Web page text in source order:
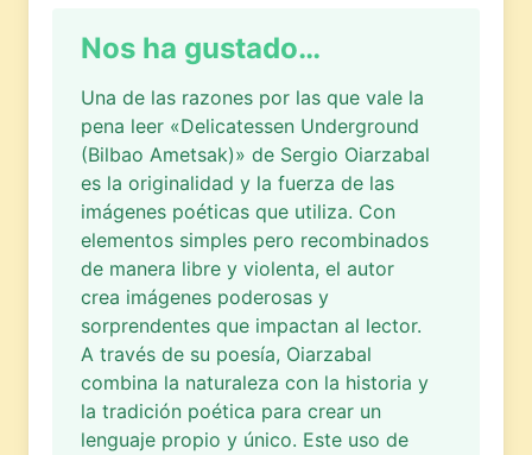
Nos ha gustado…
Una de las razones por las que vale la
pena leer «Delicatessen Underground
(Bilbao Ametsak)» de Sergio Oiarzabal
es la originalidad y la fuerza de las
imágenes poéticas que utiliza. Con
elementos simples pero recombinados
de manera libre y violenta, el autor
crea imágenes poderosas y
sorprendentes que impactan al lector.
A través de su poesía, Oiarzabal
combina la naturaleza con la historia y
la tradición poética para crear un
lenguaje propio y único. Este uso de